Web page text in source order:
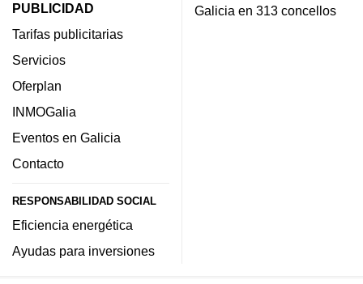
PUBLICIDAD
Tarifas publicitarias
Servicios
Oferplan
INMOGalia
Eventos en Galicia
Contacto
RESPONSABILIDAD SOCIAL
Eficiencia energética
Ayudas para inversiones
Galicia en 313 concellos